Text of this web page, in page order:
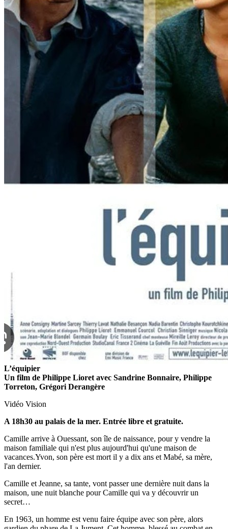
L’équipier
Un film de Philippe Lioret avec Sandrine Bonnaire, Philippe
Torreton, Grégori Derangère
Vidéo Vision
A 18h30 au palais de la mer. Entrée libre et gratuite.
Camille arrive à Ouessant, son île de naissance, pour y vendre la
maison familiale qui n'est plus aujourd'hui qu'une maison de
vacances.Yvon, son père est mort il y a dix ans et Mabé, sa mère,
l'an dernier.
Camille et Jeanne, sa tante, vont passer une dernière nuit dans la
maison, une nuit blanche pour Camille qui va y découvrir un
secret…
En 1963, un homme est venu faire équipe avec son père, alors